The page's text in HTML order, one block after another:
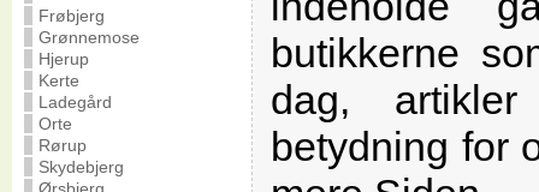
Frøbjerg
Grønnemose
Hjerup
Kerte
Ladegård
Orte
Rørup
Skydebjerg
butikkerne
dag,
betydning for